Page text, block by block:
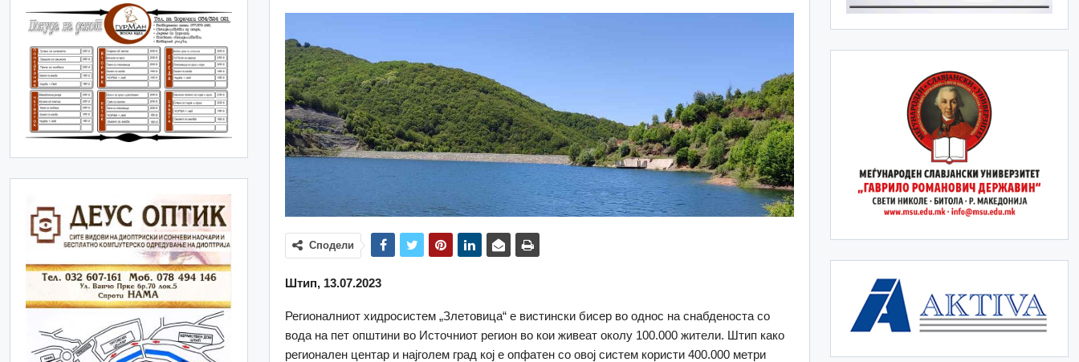
Сподели
Штип, 13.07.2023
Регионалниот хидросистем „Злетовица“ е вистински бисер во однос на снабденоста со
вода на пет општини во Источниот регион во кои живеат околу 100.000 жители. Штип како
регионален центар и најголем град кој е опфатен со овој систем користи 400.000 метри